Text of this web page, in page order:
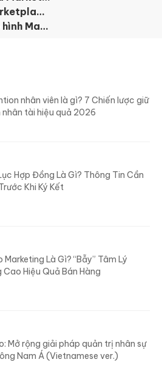
hiện nay
hiệu quả
nhân viên là gì? 7 Chiến lược giữ
nhân tài hiệu quả 2026
Hợp Đồng Là Gì? Thông Tin Cần
Khi Ký Kết
Marketing Là Gì? “Bẫy” Tâm Lý
Cao Hiệu Quả Bán Hàng
Mở rộng giải pháp quản trị nhân sự
Nam Á (Vietnamese ver.)